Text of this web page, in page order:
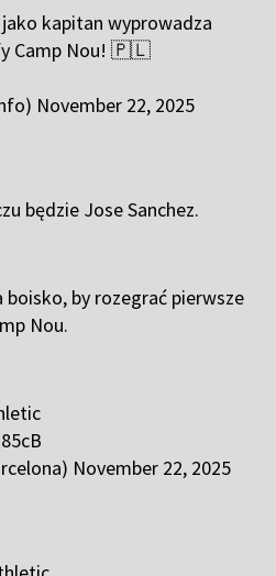
kapitan wyprowadza
Camp Nou! 🇵🇱
November 22, 2025
będzie Jose Sanchez.
by rozegrać pierwsze
Nou.
November 22, 2025